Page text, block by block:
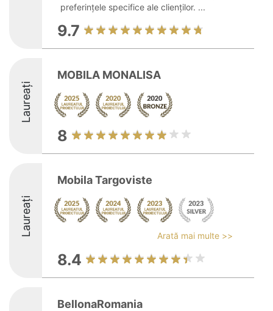
preferințele specifice ale clienților. ...
9.7
Laureați
MOBILA MONALISA
8
Laureați
Mobila Targoviste
Arată mai multe >>
8.4
BellonaRomania